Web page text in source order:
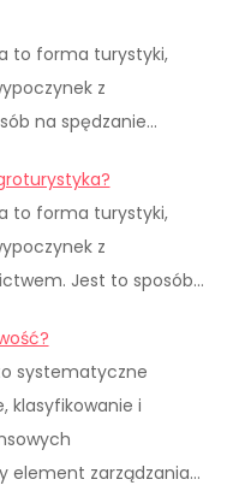
to forma turystyki,
z
na spędzanie…
to forma turystyki,
z
Jest to sposób…
systematyczne
klasyfikowanie i
element zarządzania…